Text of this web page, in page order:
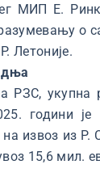
МИП Е.
о
Летоније.
РЗС, укупна
години
извоз из Р.
15,6 мил.